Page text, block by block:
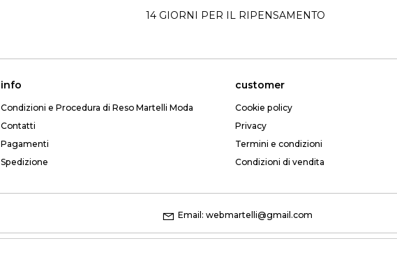
14 GIORNI PER IL RIPENSAMENTO
info
Condizioni e Procedura di Reso Martelli Moda
Contatti
Pagamenti
Spedizione
customer
Cookie policy
Privacy
Termini e condizioni
Condizioni di vendita
Email: webmartelli@gmail.com